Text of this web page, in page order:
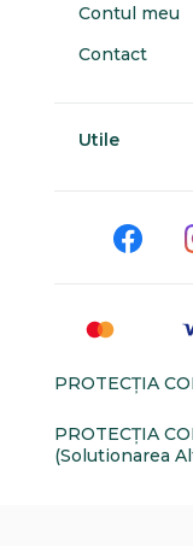
Contul meu
Contact
Utile
PROTECŢIA
PROTECŢIA
(Solutionarea